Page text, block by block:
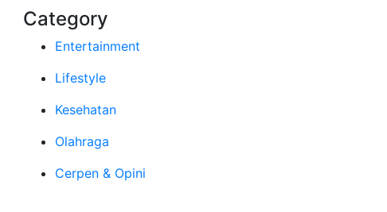
Category
Entertainment
Lifestyle
Kesehatan
Olahraga
Cerpen & Opini